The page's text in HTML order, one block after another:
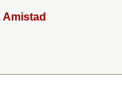
Amistad